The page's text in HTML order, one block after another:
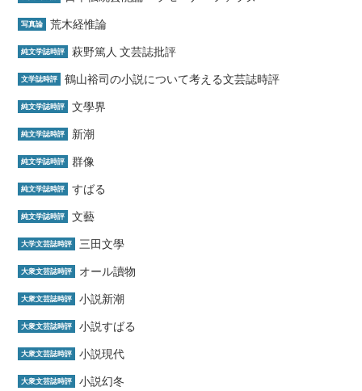
写真論 荒木経惟論
純文学誌時評 萩野篤人 文芸誌批評
文学誌時評 鶴山裕司の小説について考える文芸誌時評
純文学誌時評 文學界
純文学誌時評 新潮
純文学誌時評 群像
純文学誌時評 すばる
純文学誌時評 文藝
大学文芸誌時評 三田文學
大衆文芸誌時評 オール讀物
大衆文芸誌時評 小説新潮
大衆文芸誌時評 小説すばる
大衆文芸誌時評 小説現代
大衆文芸誌時評 小説幻冬